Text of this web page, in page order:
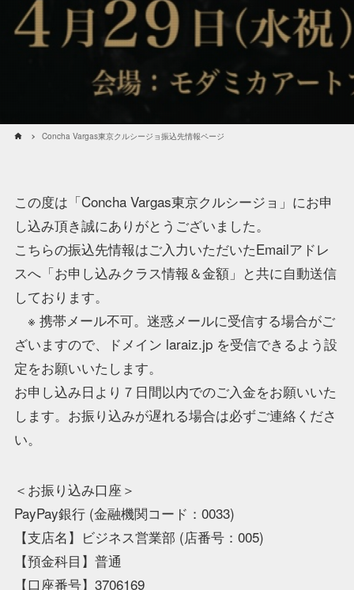
Concha Vargas東京クルシージョ振込先情報ページ
この度は「Concha Vargas東京クルシージョ」にお申
し込み頂き誠にありがとうございました。
こちらの振込先情報はご入力いただいたEmailアドレ
スへ「お申し込みクラス情報＆金額」と共に自動送信
しております。
※ 携帯メール不可。迷惑メールに受信する場合がご
ざいますので、ドメイン laraiz.jp を受信できるよう設
定をお願いいたします。
お申し込み日より７日間以内でのご入金をお願いいた
します。お振り込みが遅れる場合は必ずご連絡くださ
い。
＜お振り込み口座＞
PayPay銀行 (金融機関コード：0033)
【支店名】ビジネス営業部 (店番号：005)
【預金科目】普通
【口座番号】3706169